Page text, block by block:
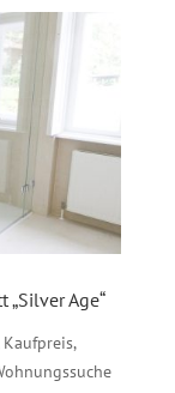
Age“
Kaufpreis,